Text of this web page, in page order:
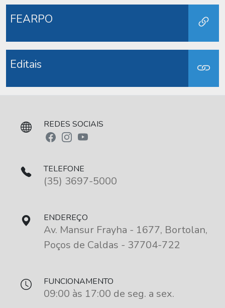
FEARPO
Editais
REDES SOCIAIS
TELEFONE
(35) 3697-5000
ENDEREÇO
Av. Mansur Frayha - 1677, Bortolan,
Poços de Caldas - 37704-722
FUNCIONAMENTO
09:00 às 17:00 de seg. a sex.